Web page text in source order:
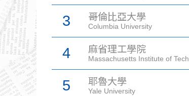
3 哥倫比亞大學
Columbia University
4 麻省理工學院
Massachusetts Institute of
5 耶魯大學
Yale University